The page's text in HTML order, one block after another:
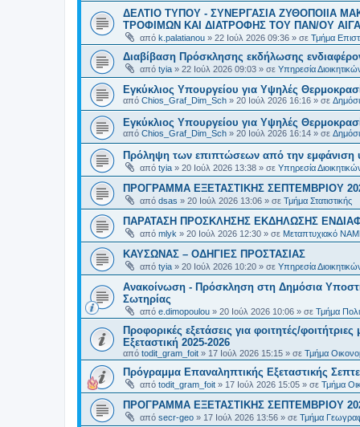
ΔΕΛΤΙΟ ΤΥΠΟΥ - ΣΥΝΕΡΓΑΣΙΑ ΖΥΘΟΠΟΙΙΑ
ΤΡΟΦΙΜΩΝ ΚΑΙ ΔΙΑΤΡΟΦΗΣ ΤΟΥ ΠΑΝ/ΟΥ
από k.palatianou » 22 Ιούλ 2026 09:36 » σε Τμήμα
Διαβίβαση Πρόσκλησης εκδήλωσης
από tyia » 22 Ιούλ 2026 09:03 » σε Υπηρεσία
Εγκύκλιος Υπουργείου για Υψηλές
από Chios_Graf_Dim_Sch » 20 Ιούλ 2026 16:16 » σε
Εγκύκλιος Υπουργείου για Υψηλές
από Chios_Graf_Dim_Sch » 20 Ιούλ 2026 16:14 » σε
Πρόληψη των επιπτώσεων από την εμφάνιση
από tyia » 20 Ιούλ 2026 13:38 » σε Υπηρεσία
ΠΡΟΓΡΑΜΜΑ ΕΞΕΤΑΣΤΙΚΗΣ ΣΕΠΤΕΜΒΡΙΟΥ
από dsas » 20 Ιούλ 2026 13:06 » σε Τμήμα Στατιστικής
ΠΑΡΑΤΑΣΗ ΠΡΟΣΚΛΗΣΗΣ ΕΚΔΗΛΩΣΗΣ
από mlyk » 20 Ιούλ 2026 12:30 » σε Μεταπτυχιακό
ΚΑΥΣΩΝΑΣ – ΟΔΗΓΙΕΣ ΠΡΟΣΤΑΣΙΑΣ
από tyia » 20 Ιούλ 2026 10:20 » σε Υπηρεσία
Ανακοίνωση - Πρόσκληση στη Δημόσια
Σωτηρίας
από e.dimopoulou » 20 Ιούλ 2026 10:06 » σε Τμήμα
Προφορικές εξετάσεις για φοιτητές/
Εξεταστική 2025-2026
από todit_gram_foit » 17 Ιούλ 2026 15:15 » σε Τμήμα
Πρόγραμμα Επαναληπτικής Εξεταστικής
από todit_gram_foit » 17 Ιούλ 2026 15:05 » σε Τμήμα
ΠΡΟΓΡΑΜΜΑ ΕΞΕΤΑΣΤΙΚΗΣ ΣΕΠΤΕΜΒΡΙΟΥ
από secr-geo » 17 Ιούλ 2026 13:56 » σε Τμήμα